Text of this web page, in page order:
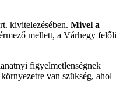
kivitelezésében. Mivel a
mellett, a Várhegy felőli
figyelmetlenségnek
van szükség, ahol